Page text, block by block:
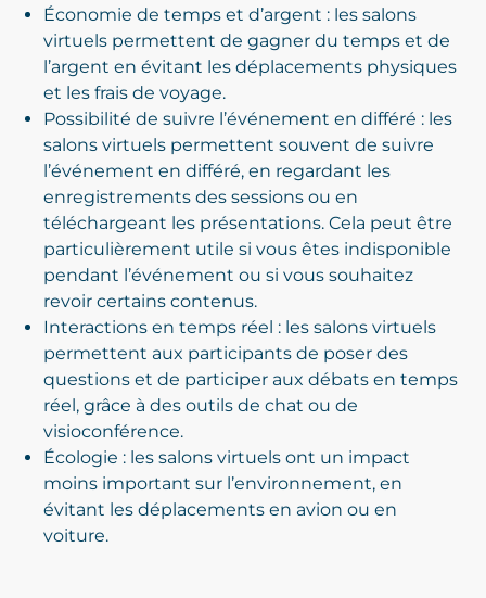
Économie de temps et d’argent : les salons
virtuels permettent de gagner du temps et de
l’argent en évitant les déplacements physiques
et les frais de voyage.
Possibilité de suivre l’événement en différé : les
salons virtuels permettent souvent de suivre
l’événement en différé, en regardant les
enregistrements des sessions ou en
téléchargeant les présentations. Cela peut être
particulièrement utile si vous êtes indisponible
pendant l’événement ou si vous souhaitez
revoir certains contenus.
Interactions en temps réel : les salons virtuels
permettent aux participants de poser des
questions et de participer aux débats en temps
réel, grâce à des outils de chat ou de
visioconférence.
Écologie : les salons virtuels ont un impact
moins important sur l’environnement, en
évitant les déplacements en avion ou en
voiture.